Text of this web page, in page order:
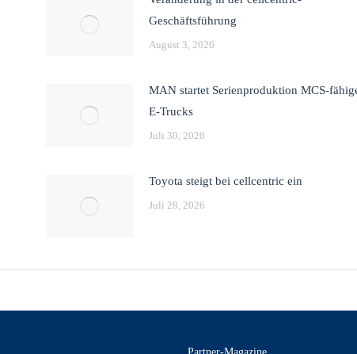
Geschäftsführung
August 3, 2026
MAN startet Serienproduktion MCS-
E-Trucks
Juli 30, 2026
Toyota steigt bei cellcentric ein
Juli 28, 2026